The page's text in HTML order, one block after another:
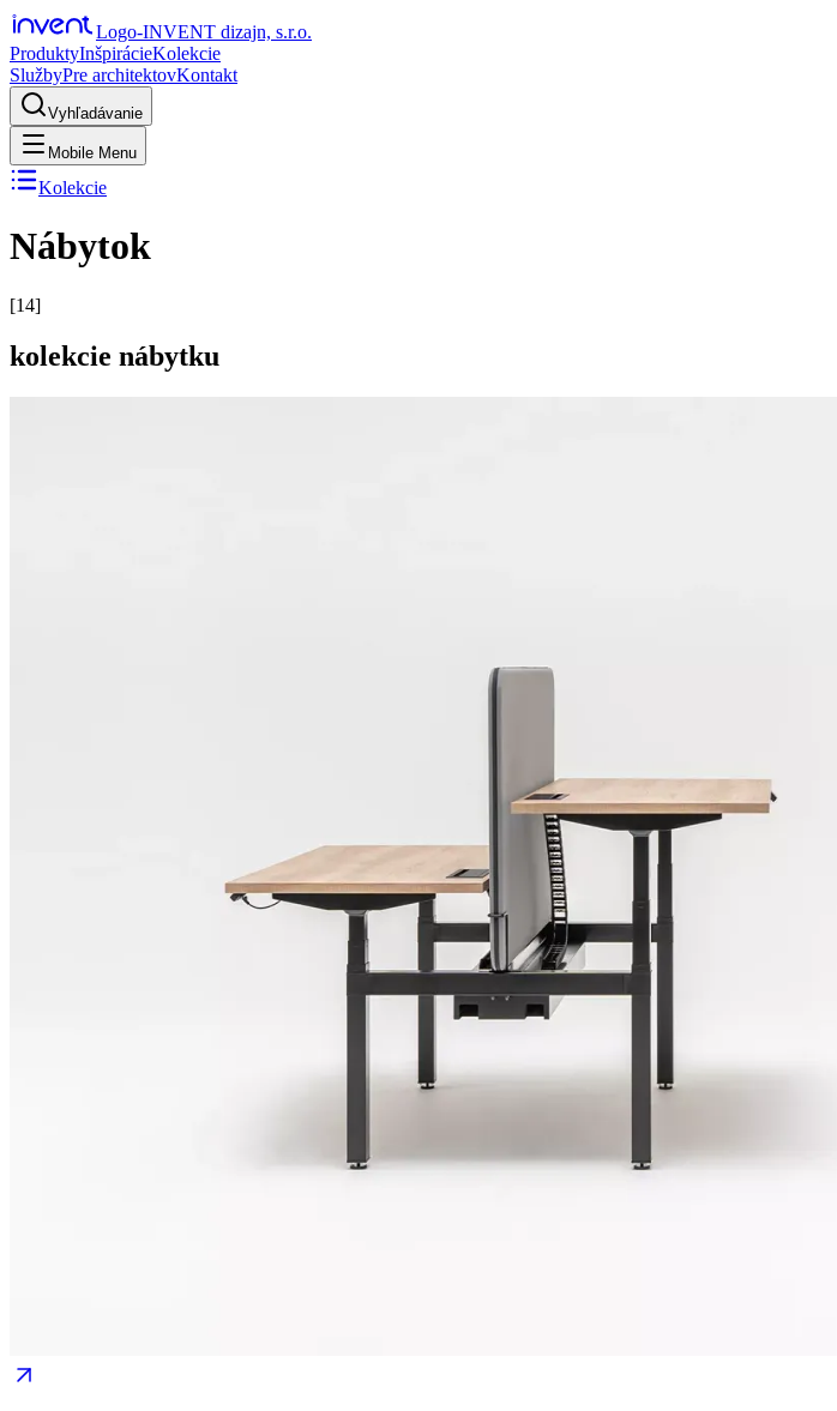
Logo-INVENT dizajn, s.r.o.
ProduktyInšpirácieKolekcie
SlužbyPre architektovKontakt
Vyhľadávanie
Mobile Menu
Kolekcie
Nábytok
[14]
kolekcie nábytku